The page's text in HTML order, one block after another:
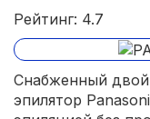
Рейтинг: 4.7
Снабженный
эпилятор